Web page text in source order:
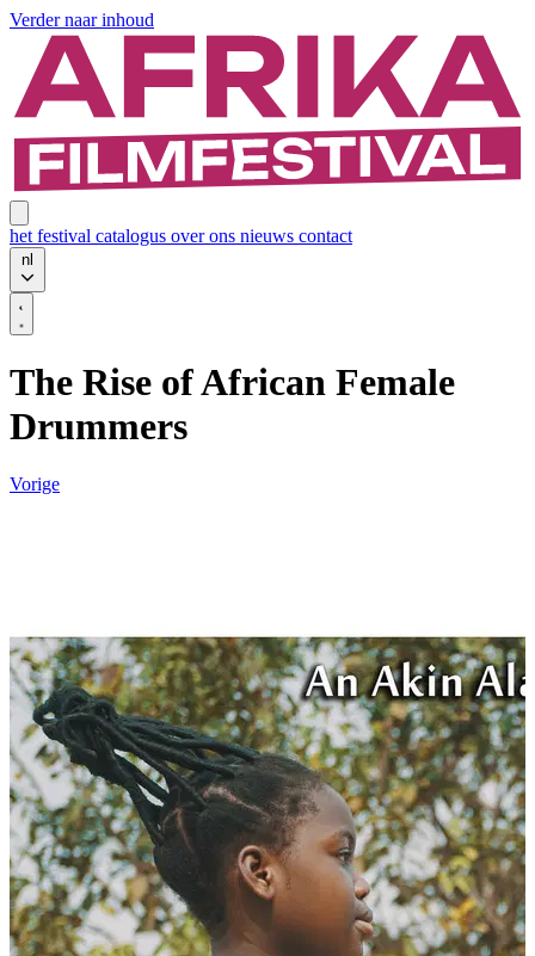
Verder naar inhoud
het festival catalogus over ons nieuws contact
nl
The Rise of African Female
Drummers
Vorige